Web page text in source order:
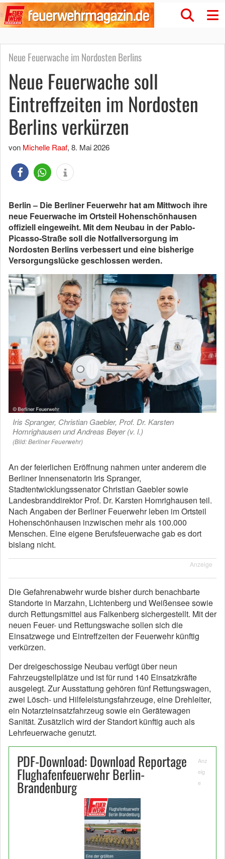
Neue Feuerwache im Nordosten Berlins
Neue Feuerwache soll
Eintreffzeiten im Nordosten
Berlins verkürzen
von Michelle Raaf, 8. Mai 2026
Berlin – Die Berliner Feuerwehr hat am Mittwoch ihre
neue Feuerwache im Ortsteil Hohenschönhausen
offiziell eingeweiht. Mit dem Neubau in der Pablo-
Picasso-Straße soll die Notfallversorgung im
Nordosten Berlins verbessert und eine bisherige
Versorgungslücke geschlossen werden.
Iris Spranger, Christian Gaebler, Prof. Dr. Karsten
Homrighausen und Andreas Beyer (v. l.)
(Bild: Berliner Feuerwehr)
An der feierlichen Eröffnung nahmen unter anderem die
Berliner Innensenatorin Iris Spranger,
Stadtentwicklungssenator Christian Gaebler sowie
Landesbranddirektor Prof. Dr. Karsten Homrighausen teil.
Nach Angaben der Berliner Feuerwehr leben im Ortsteil
Hohenschönhausen inzwischen mehr als 100.000
Menschen. Eine eigene Berufsfeuerwache gab es dort
bislang nicht.
Anzeige
Die Gefahrenabwehr wurde bisher durch benachbarte
Standorte in Marzahn, Lichtenberg und Weißensee sowie
durch Rettungsmittel aus Falkenberg sichergestellt. Mit der
neuen Feuer- und Rettungswache sollen sich die
Einsatzwege und Eintreffzeiten der Feuerwehr künftig
verkürzen.
Der dreigeschossige Neubau verfügt über neun
Fahrzeugstellplätze und ist für rund 140 Einsatzkräfte
ausgelegt. Zur Ausstattung gehören fünf Rettungswagen,
zwei Lösch- und Hilfeleistungsfahrzeuge, eine Drehleiter,
ein Notarzteinsatzfahrzeug sowie ein Gerätewagen
Sanität. Zusätzlich wird der Standort künftig auch als
Lehrfeuerwache genutzt.
PDF-Download: Download Reportage
Flughafenfeuerwehr Berlin-
Brandenburg
Anz
eig
e